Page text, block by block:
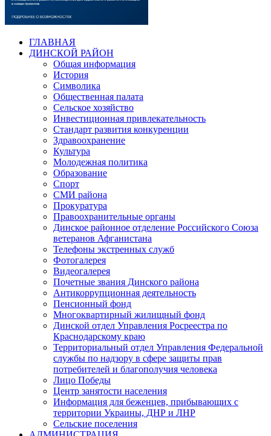
ГЛАВНАЯ
ДИНСКОЙ РАЙОН
Общая информация
История
Символика
Общественная палата
Сельское хозяйство
Инвестиционная привлекательность
Стандарт развития конкуренции
Здравоохранение
Культура
Молодежная политика
Образование
Спорт
СМИ района
Прокуратура
Правоохранительные органы
Динское районное отделение Российского Союза
ветеранов Афганистана
Телефоны экстренных служб
Фотогалерея
Видеогалерея
Почетные звания Динского района
Антикоррупционная деятельность
Пенсионный фонд
Многоквартирный жилищный фонд
Динской отдел Управления Росреестра по
Краснодарскому краю
Территориальный отдел Управления Федеральной
службы по надзору в сфере защиты прав
потребителей и благополучия человека
Лицо Победы
Центр занятости населения
Информация для беженцев, прибывающих с
территории Украины, ДНР и ЛНР
Сельские поселения